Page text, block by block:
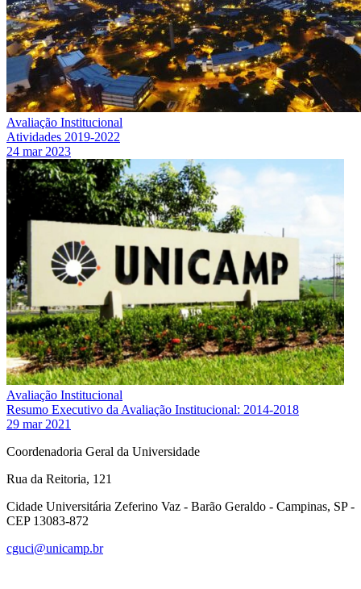
Avaliação Institucional
Atividades 2019-2022
24 mar 2023
Avaliação Institucional
Resumo Executivo da Avaliação Institucional: 2014-2018
29 mar 2021
Coordenadoria Geral da Universidade
Rua da Reitoria, 121
Cidade Universitária Zeferino Vaz - Barão Geraldo - Campinas, SP -
CEP 13083-872
cguci@unicamp.br